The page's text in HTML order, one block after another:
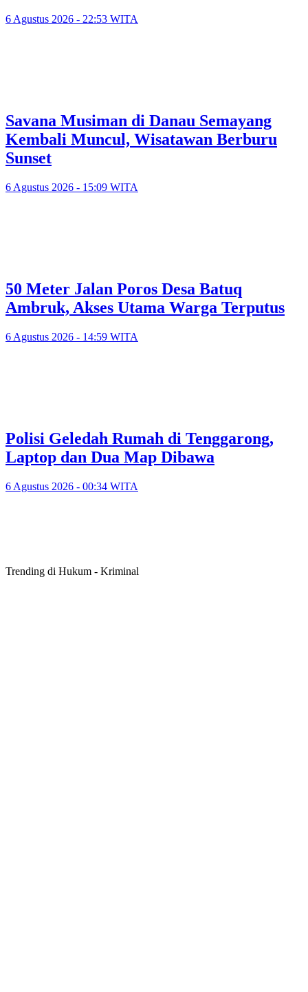
6 Agustus 2026 - 22:53 WITA
Savana Musiman di Danau Semayang
Kembali Muncul, Wisatawan Berburu
Sunset
6 Agustus 2026 - 15:09 WITA
50 Meter Jalan Poros Desa Batuq
Ambruk, Akses Utama Warga Terputus
6 Agustus 2026 - 14:59 WITA
Polisi Geledah Rumah di Tenggarong,
Laptop dan Dua Map Dibawa
6 Agustus 2026 - 00:34 WITA
Trending di Hukum - Kriminal